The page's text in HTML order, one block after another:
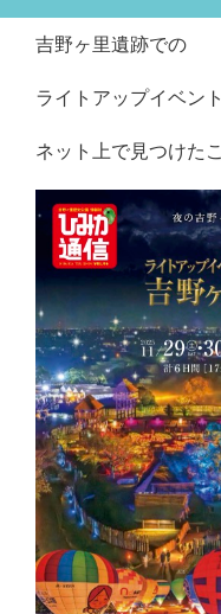
吉野ヶ里遺跡での
ライトアップイベン
ネット上で見つけた